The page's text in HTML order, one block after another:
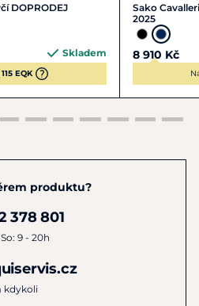
DOPRODEJ
Skladem
115 EQK
Sako
2025
8 910 Kč
produktu?
378 801
9 - 20h
kdykoli